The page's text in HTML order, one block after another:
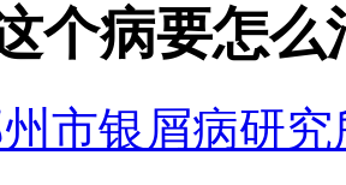
个病要怎么
市银屑病研究